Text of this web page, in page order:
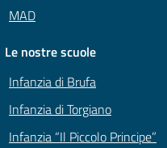
MAD
Le nostre scuole
Infanzia di Brufa
Infanzia di Torgiano
Infanzia “Il Piccolo Principe”